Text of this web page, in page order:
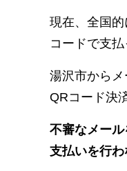
現在、全国
コードで支
湯沢市から
QRコード決
不審なメー
支払いを行わ